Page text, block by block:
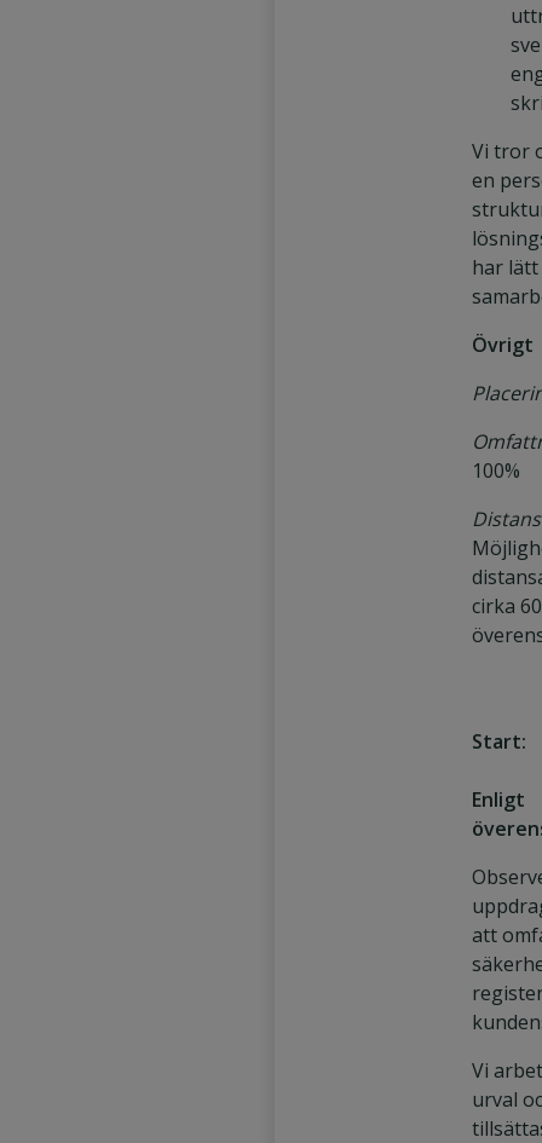
Vi tror
en
har
Övrigt
100%
cirka
Start:
Enligt
att
Vi
urval